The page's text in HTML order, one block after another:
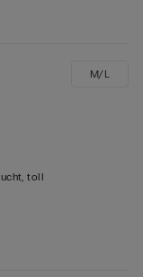
toll
M/L